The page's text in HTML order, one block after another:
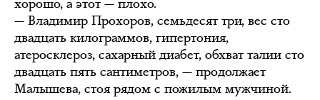
хорошо, а этот — плохо.
— Владимир Прохоров, семьдесят три, вес сто
двадцать килограммов, гипертония,
атеросклероз, сахарный диабет, обхват талии сто
двадцать пять сантиметров, — продолжает
Малышева, стоя рядом с пожилым мужчиной.